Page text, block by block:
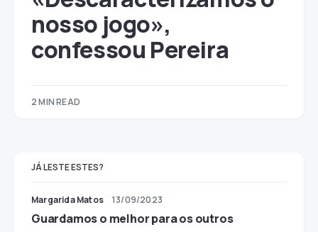
nosso jogo»,
confessou Pereira
2 MIN READ
JÁ LESTE ESTES?
Margarida Matos 13/09/2023
Guardamos o melhor para os outros